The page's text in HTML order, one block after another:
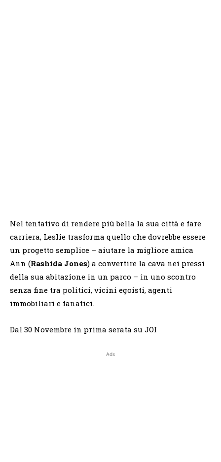
Nel tentativo di rendere più bella la sua città e fare
carriera, Leslie trasforma quello che dovrebbe essere
un progetto semplice – aiutare la migliore amica
Ann (Rashida Jones) a convertire la cava nei pressi
della sua abitazione in un parco – in uno scontro
senza fine tra politici, vicini egoisti, agenti
immobiliari e fanatici.
Dal 30 Novembre in prima serata su JOI
Ads